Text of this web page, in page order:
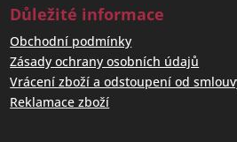
Důležité informace
Obchodní podmínky
Zásady ochrany osobních údajů
Vrácení zboží a odstoupení od
Reklamace zboží